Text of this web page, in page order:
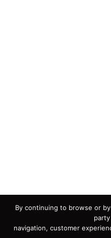
By continuing to browse or
navigation, customer